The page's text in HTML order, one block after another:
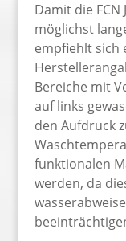
Damit die FCN
möglichst
empfiehlt sich
Bereiche mit
auf links
den Aufdruck
funktionalen
werden, da